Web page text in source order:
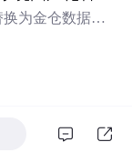
为金仓数据